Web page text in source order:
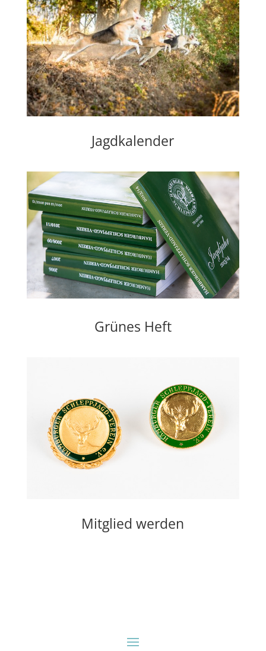
Jagdkalender
Grünes Heft
Mitglied werden